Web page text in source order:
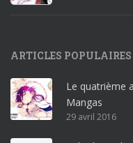
1
r
o
ff
i
c
ARTICLES POPULAIRES
Le quatrième
Mangas
29 avril 2016